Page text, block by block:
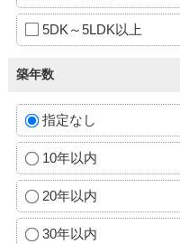
5DK～5LDK以上
築年数
指定なし
10年以内
20年以内
30年以内